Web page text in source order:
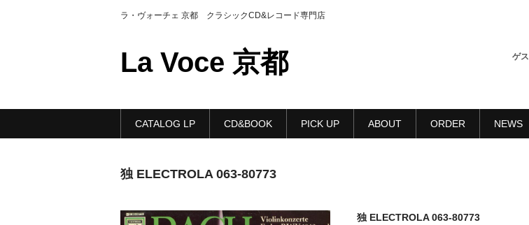
ラ・ヴォーチェ 京都 クラシックCD&レコード専門店
La Voce 京都 ゲ
CATALOG LP CD&BOOK PICK UP ABOUT ORDER NEWS
独 ELECTROLA 063-80773
独 ELECTROLA 063-80773